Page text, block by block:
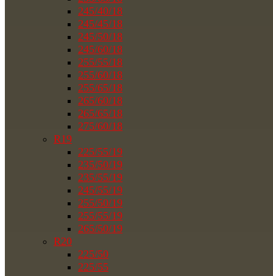
245/40/18
245/45/18
245/50/18
245/60/18
255/55/18
255/60/18
255/65/18
265/60/18
265/65/18
275/60/18
R19
225/55/19
235/50/19
235/55/19
245/55/19
255/50/19
255/55/19
265/50/19
R20
225/50
225/55